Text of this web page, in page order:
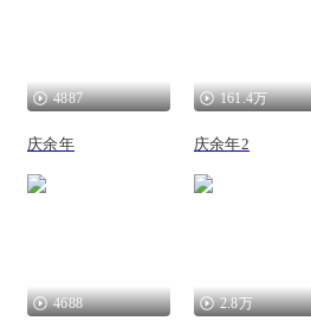
4887
庆余年
161.4万
庆余年2
4688 2.8万